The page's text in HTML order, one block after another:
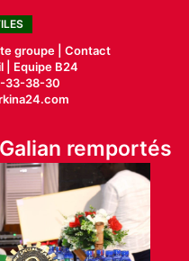
groupe | Contact
Equipe B24
33-38-30
remportés